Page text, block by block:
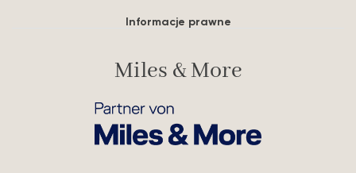
Informacje prawne
Miles & More